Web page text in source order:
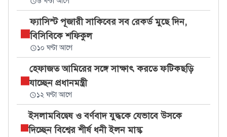
ফ্যাসিস্ট পূজারী সাকিবের সব রেকর্ড মুছে দিন,
বিসিবিকে শফিকুল
১০ ঘণ্টা আগে
হেফাজত আমিরের সঙ্গে সাক্ষাৎ করতে ফটিকছড়ি
যাচ্ছেন প্রধানমন্ত্রী
১২ ঘণ্টা আগে
ইসলামবিদ্বেষ ও বর্ণবাদ যুদ্ধকে যেভাবে উসকে
দিচ্ছেন বিশ্বের শীর্ষ ধনী ইলন মাস্ক